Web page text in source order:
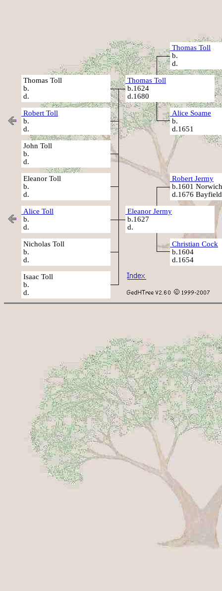
Thomas Toll
b.
d.
Thomas Toll
b.
d.
Thomas Toll
b.1624
d.1680
Robert Toll
b.
d.
Alice Soame
b.
d.1651
John Toll
b.
d.
Eleanor Toll
b.
d.
Robert Jermy
b.1601
d.1676
Alice Toll
b.
d.
Eleanor Jermy
b.1627
d.
Nicholas Toll
b.
d.
Christian Cock
b.1604
d.1654
Isaac Toll
b.
d.